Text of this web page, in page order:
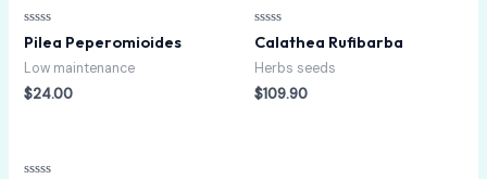
Rated
0
out
of
5
Pilea Peperomioides
Low maintenance
$24.00
Rated
0
out
of
5
Calathea Rufibarba
Herbs seeds
$109.90